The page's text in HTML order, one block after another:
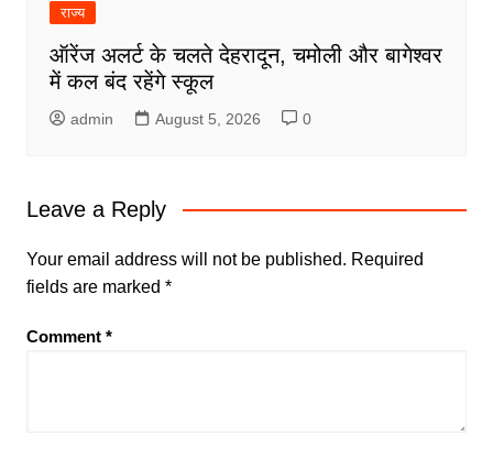
राज्य
ऑरेंज अलर्ट के चलते देहरादून, चमोली और बागेश्वर
में कल बंद रहेंगे स्कूल
admin August 5, 2026 0
Leave a Reply
Your email address will not be published. Required
fields are marked *
Comment *